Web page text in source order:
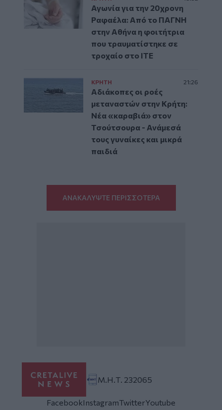
Αγωνία για την 20χρονη
Ραφαέλα: Από το ΠΑΓΝΗ
στην Αθήνα η φοιτήτρια
που τραυματίστηκε σε
τροχαίο στο ΙΤΕ
ΚΡΗΤΗ 21:26
Αδιάκοπες οι ροές
μεταναστών στην Κρήτη:
Νέα «καραβιά» στον
Τσούτσουρα - Ανάμεσά
τους γυναίκες και μικρά
παιδιά
ΑΝΑΚΑΛΥΨΤΕ ΠΕΡΙΣΣΟΤΕΡΑ
Μ.Η.Τ. 232065
FacebookInstagramTwitterYoutube